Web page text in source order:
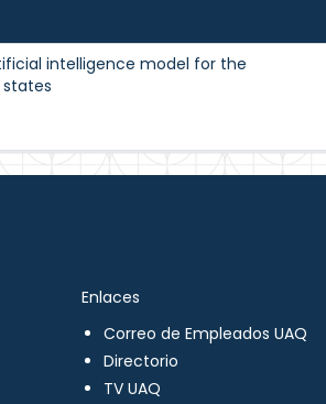
intelligence model for the
Enlaces
Correo de Empleados UAQ
Directorio
TV UAQ